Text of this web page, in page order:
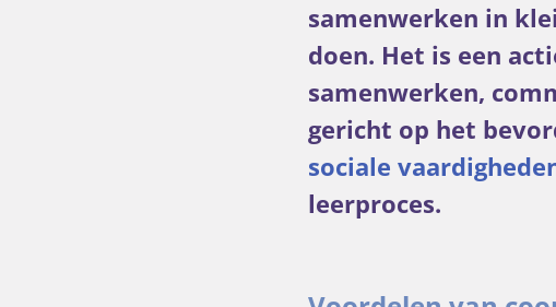
samenwerken in
doen. Het is een
samenwerken,
gericht op het
sociale
leerproces.